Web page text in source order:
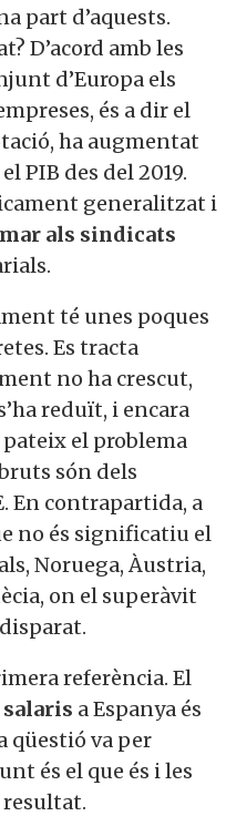
part d’aquests.
D’acord amb les
d’Europa els
és a dir el
ha augmentat
PIB des del 2019.
generalitzat i
als sindicats
té unes poques
Es tracta
no ha crescut,
reduït, i encara
pateix el problema
són dels
En contrapartida, a
no és significatiu el
Noruega, Àustria,
on el superàvit
referència. El
a Espanya és
qüestió va per
és el que és i les